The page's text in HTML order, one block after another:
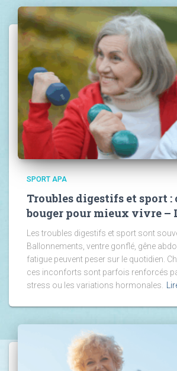
SPORT APA
Troubles digestifs et sport :
bouger pour mieux vivre –
Les troubles digestifs et sport sont
Ballonnements, ventre gonflé, gêne
fatigue peuvent peser sur le quotidien.
ces inconforts sont parfois renforcés
stress ou les variations hormonales.